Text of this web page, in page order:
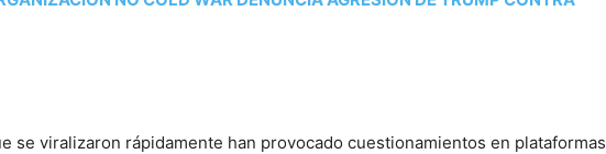
se viralizaron rápidamente han provocado cuestionamientos en plataformas